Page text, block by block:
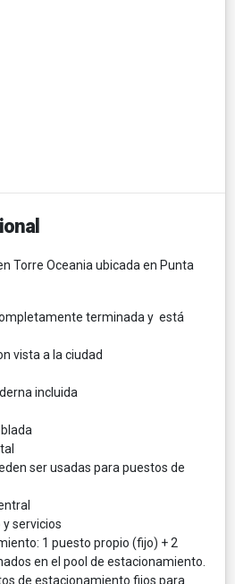
Torre Oceania ubicada en Punta
terminada y está
vista a la ciudad
incluida
ser usadas para puestos de
servicios
1 puesto propio (fijo) + 2
en el pool de estacionamiento.
de estacionamiento fijos para